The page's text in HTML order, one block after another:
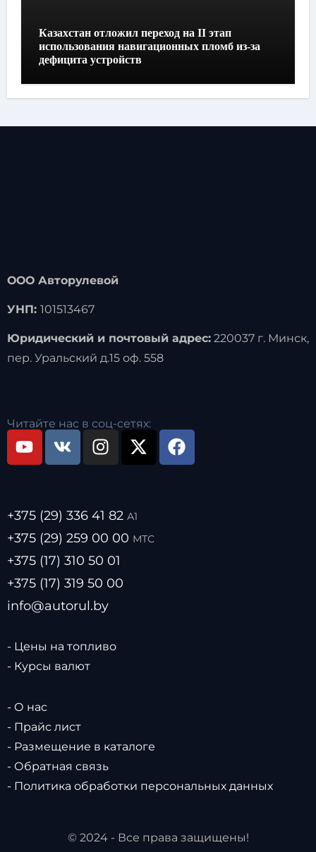
Казахстан отложил переход на II этап
использования навигационных пломб из-за
дефицита устройств
ООО Авторулевой
УНП: 101513467
Юридический и почтовый адрес:220037 г. Минск,
пер. Уральский д.15 оф. 558
Читайте нас в соц-сетях:
+375 (29) 336 41 82 А1
+375 (29) 259 00 00 МТС
+375 (17) 310 50 01
+375 (17) 319 50 00
info@autorul.by
- Цены на топливо
- Курсы валют
- О нас
- Прайс лист
- Размещение в каталоге
- Обратная связь
- Политика обработки персональных данных
© 2024 - Все права защищены!